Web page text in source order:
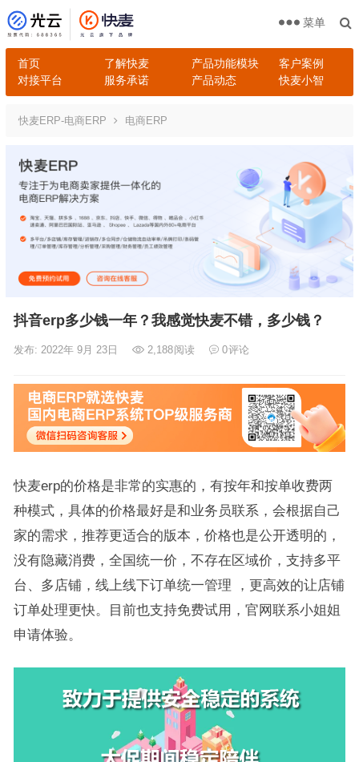
首页 了解快麦 产品功能模块
客户案例
对接平台
服务承诺 产品动态 快麦小智
菜单
快麦ERP-电商ERP 电商ERP
抖音erp多少钱一年？我感觉快麦不错，多少钱？
发布: 2022年 9月 23日 2,188阅读 0评论
快麦erp的价格是非常的实惠的，有按年和按单收费两
种模式，具体的价格最好是和业务员联系，会根据自己
家的需求，推荐更适合的版本，价格也是公开透明的，
没有隐藏消费，全国统一价，不存在区域价，支持多平
台、多店铺，线上线下订单统一管理 ，更高效的让店铺
订单处理更快。目前也支持免费试用，官网联系小姐姐
申请体验。